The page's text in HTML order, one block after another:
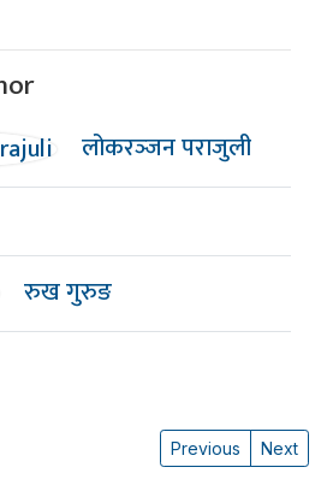
लोकरञ्‍जन पराजुली
रुख गुरुङ
Previous Next